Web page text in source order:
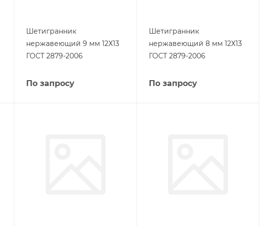
Шетигранник
нержавеющий 9 мм 12Х13
ГОСТ 2879-2006
По запросу
Шетигранник
нержавеющий 8 мм 12Х13
ГОСТ 2879-2006
По запросу